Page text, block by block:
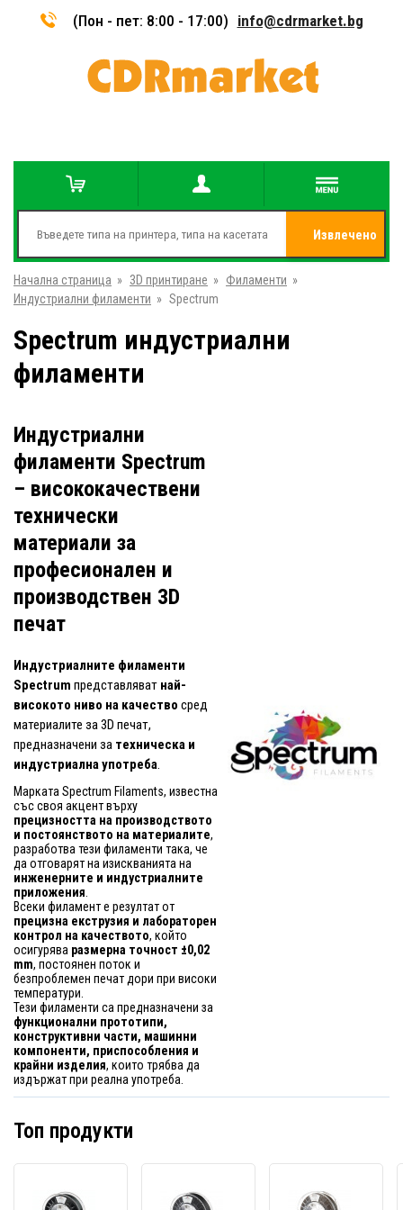
(Пон - пет: 8:00 - 17:00) info@cdrmarket.bg
Извлечено
Начална страница » 3D принтиране » Филаменти »
Индустриални филаменти » Spectrum
Spectrum индустриални
филаменти
Индустриални
филаменти Spectrum
– висококачествени
технически
материали за
професионален и
производствен 3D
печат
Индустриалните филаменти
Spectrum представляват най-
високото ниво на качество сред
материалите за 3D печат,
предназначени за техническа и
индустриална употреба.
Марката Spectrum Filaments, известна
със своя акцент върху
прецизността на производството
и постоянството на материалите,
разработва тези филаменти така, че
да отговарят на изискванията на
инженерните и индустриалните
приложения
Всеки филамент е резултат от
прецизна екструзия и лабораторен
контрол на качеството, който
осигурява размерна точност ±0,02
mm, постоянен поток и
безпроблемен печат дори при високи
температури.
Тези филаменти са предназначени за
функционални прототипи,
конструктивни части, машинни
компоненти, приспособления и
крайни изделия, които трябва да
издържат при реална употреба.
Топ продукти